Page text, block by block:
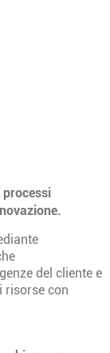
del cliente e
risorse con